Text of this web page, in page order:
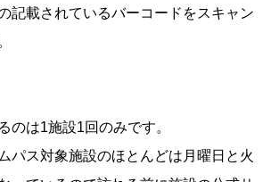
記載されているバーコードをスキャン
のは1施設1回のみです。
パス対象施設のほとんどは月曜日と火